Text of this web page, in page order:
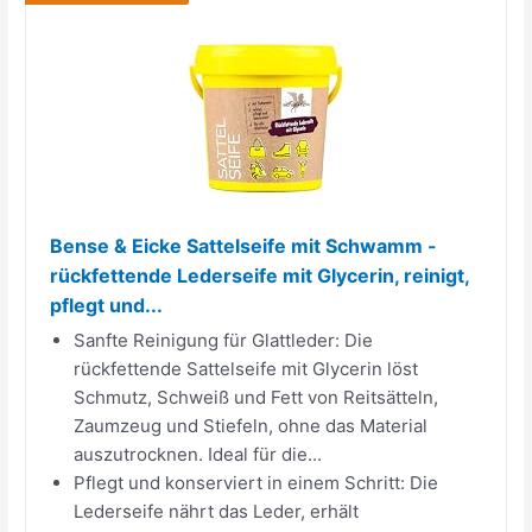
Bense & Eicke Sattelseife mit Schwamm -
rückfettende Lederseife mit Glycerin, reinigt,
pflegt und...
Sanfte Reinigung für Glattleder: Die
rückfettende Sattelseife mit Glycerin löst
Schmutz, Schweiß und Fett von Reitsätteln,
Zaumzeug und Stiefeln, ohne das Material
auszutrocknen. Ideal für die...
Pflegt und konserviert in einem Schritt: Die
Lederseife nährt das Leder, erhält